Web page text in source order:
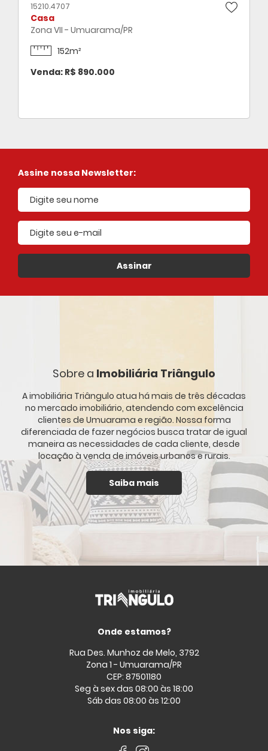
15210.4707
Casa
Zona VII - Umuarama/PR
152m²
Venda: R$ 890.000
Assine nossa Newsletter:
Assinar
E-mail cadastrado
Sobre a Imobiliária Triângulo
A imobiliária Triângulo atua há mais de três décadas
no mercado imobiliário, atendendo com excelência
clientes de Umuarama e região. Nossa forma
diferenciada de fazer negócios busca tratar de igual
maneira as necessidades de cada cliente, desde
locação à venda de imóveis urbanos e rurais.
Saiba mais
Onde estamos?
Rua Des. Munhoz de Melo, 3792
Zona 1 - Umuarama/PR
CEP: 87501180
Seg à sex das 08:00 às 18:00
Sáb das 08:00 às 12:00
Nos siga: